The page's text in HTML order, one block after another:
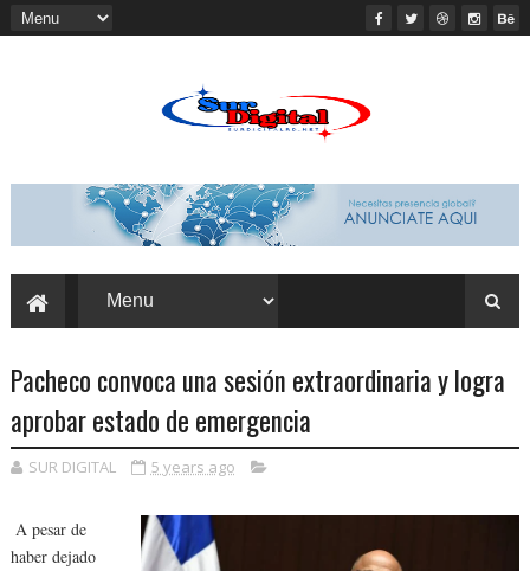
Pacheco convoca una sesión extraordinaria y logra
aprobar estado de emergencia
SUR DIGITAL 5 years ago
A pesar de
haber dejado